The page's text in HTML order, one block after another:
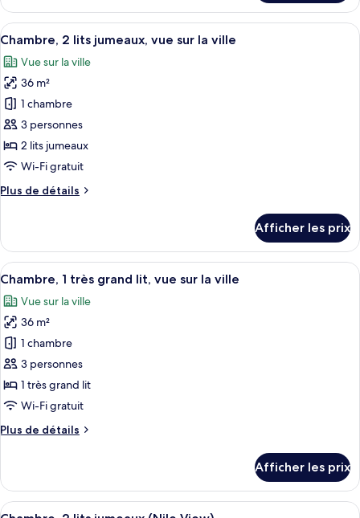
lits
jumeaux
(Nile
View)
Chambre
exécutive,
2
jumeaux
(Nile
View)
Afficher
toutes
les
photos
pour
ce
type
de
chambre :
Chambre,
jumeaux,
vue
sur
la
ville
Un balcon avec vue sur la ville,
9
Chambre, 2 lits jumeaux, vue sur la ville
Vue sur la ville
36 m²
1 chambre
3 personnes
2 lits jumeaux
Wi-Fi gratuit
Plus de détails
Plus
Chambre,
lits
vue
sur
la
ville
Afficher les prix
Afficher
toutes
les
photos
pour
ce
type
de
chambre :
Chambre,
grand
lit,
Une chambre d’hôtel avec un
6
Chambre, 1 très grand lit, vue sur la ville
Vue sur la ville
36 m²
1 chambre
3 personnes
1 très grand lit
Wi-Fi gratuit
Plus de détails
Plus
Chambre,
Afficher les prix
Afficher Une vue urbaine avec une rivière,